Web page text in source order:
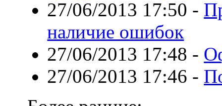
27/06/2013 17:50 -
наличие ошибок
27/06/2013 17:48 -
27/06/2013 17:46 -